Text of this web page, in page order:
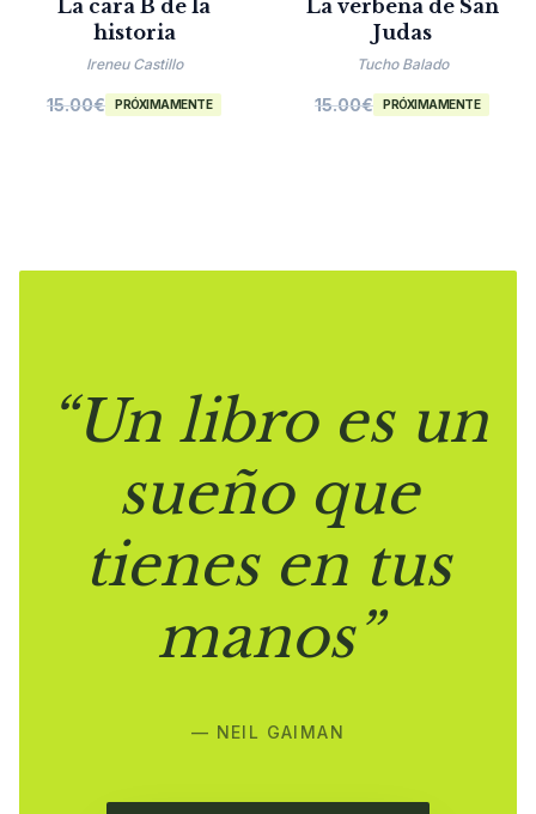
La cara B de la
historia
Ireneu Castillo
15.00€ PRÓXIMAMENTE
La verbena de San
Judas
Tucho Balado
15.00€ PRÓXIMAMENTE
“Un libro es un
sueño que
tienes en tus
manos”
— NEIL GAIMAN